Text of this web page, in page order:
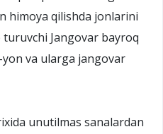
himoya qilishda jonlarini
Jangovar bayroq
va ularga jangovar
unutilmas sanalardan